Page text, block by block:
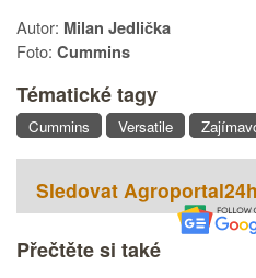
Autor: Milan Jedlička
Foto: Cummins
Tématické tagy
Cummins Versatile
Sledovat
Přečtěte si také